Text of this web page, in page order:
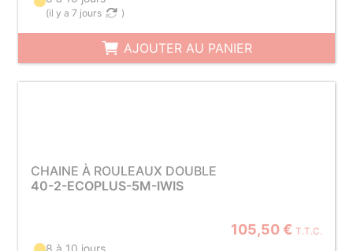
(il y a 7 jours )
AJOUTER AU PANIER
CHAINE À ROULEAUX DOUBLE
40-2-ECOPLUS-5M-IWIS
105,50 € T.T.C.
8 à 10 jours